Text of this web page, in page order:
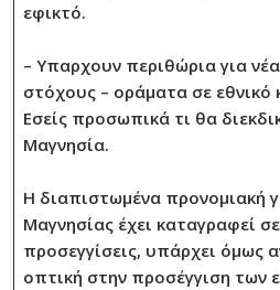
εφικτό.
– Υπαρχουν περιθώρια για
στόχους – οράματα σε εθνικό
Εσείς προσωπικά τι θα
Μαγνησία.
Η διαπιστωμένα προνομιακή
Μαγνησίας έχει καταγραφεί
προσεγγίσεις, υπάρχει όμως
οπτική στην προσέγγιση των